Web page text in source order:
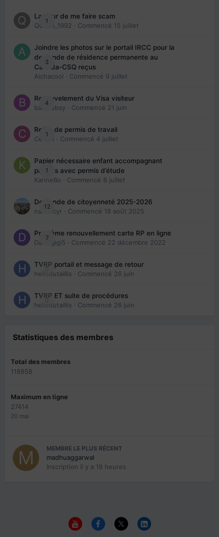
1
La peur de me faire scam
Queen_1992 · Commencé 15 juillet
3
Joindre les photos sur le portail IRCC pour la
demande de résidence permanente au
Canada-CSQ reçus
Aichacool · Commencé 9 juillet
4
Renouvelement du Visa visiteur
babibubsy · Commencé 21 juin
1
Refus de permis de travail
Cedbri · Commencé 4 juillet
1
Papier nécessaire enfant accompagnant
parents avec permis d’étude
KarineBo · Commencé 8 juillet
12
Demande de citoyenneté 2025-2026
nanancyr · Commencé 18 août 2025
7
Problème renouvellement carte RP en ligne
Davidgigi5 · Commencé 22 décembre 2022
0
TVRP portail et message de retour
hellodutaillis · Commencé 26 juin
0
TVRP ET suite de procédures
hellodutaillis · Commencé 26 juin
Statistiques des membres
Total des membres
118858
Maximum en ligne
27414
20 mai
MEMBRE LE PLUS RÉCENT
madhuaggarwal
Inscription il y a 19 heures